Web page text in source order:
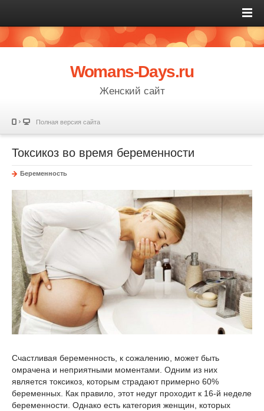
Womans-Days.ru
Женский сайт
Полная версия сайта
Токсикоз во время беременности
Беременность
Счастливая беременность, к сожалению, может быть
омрачена и неприятными моментами. Одним из них
является токсикоз, которым страдают примерно 60%
беременных. Как правило, этот недуг проходит к 16-й неделе
беременности. Однако есть категория женщин, которых